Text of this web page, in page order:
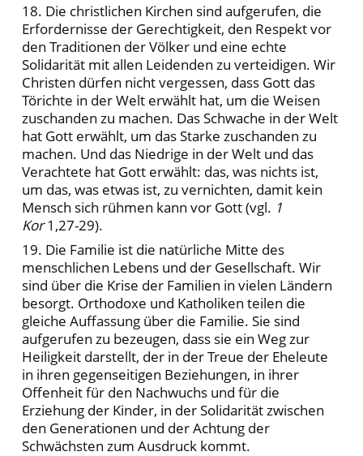
18. Die christlichen Kirchen sind aufgerufen, die
Erfordernisse der Gerechtigkeit, den Respekt vor
den Traditionen der Völker und eine echte
Solidarität mit allen Leidenden zu verteidigen. Wir
Christen dürfen nicht vergessen, dass Gott das
Törichte in der Welt erwählt hat, um die Weisen
zuschanden zu machen. Das Schwache in der Welt
hat Gott erwählt, um das Starke zuschanden zu
machen. Und das Niedrige in der Welt und das
Verachtete hat Gott erwählt: das, was nichts ist,
um das, was etwas ist, zu vernichten, damit kein
Mensch sich rühmen kann vor Gott (vgl. 1
Kor1,27-29).
19. Die Familie ist die natürliche Mitte des
menschlichen Lebens und der Gesellschaft. Wir
sind über die Krise der Familien in vielen Ländern
besorgt. Orthodoxe und Katholiken teilen die
gleiche Auffassung über die Familie. Sie sind
aufgerufen zu bezeugen, dass sie ein Weg zur
Heiligkeit darstellt, der in der Treue der Eheleute
in ihren gegenseitigen Beziehungen, in ihrer
Offenheit für den Nachwuchs und für die
Erziehung der Kinder, in der Solidarität zwischen
den Generationen und der Achtung der
Schwächsten zum Ausdruck kommt.